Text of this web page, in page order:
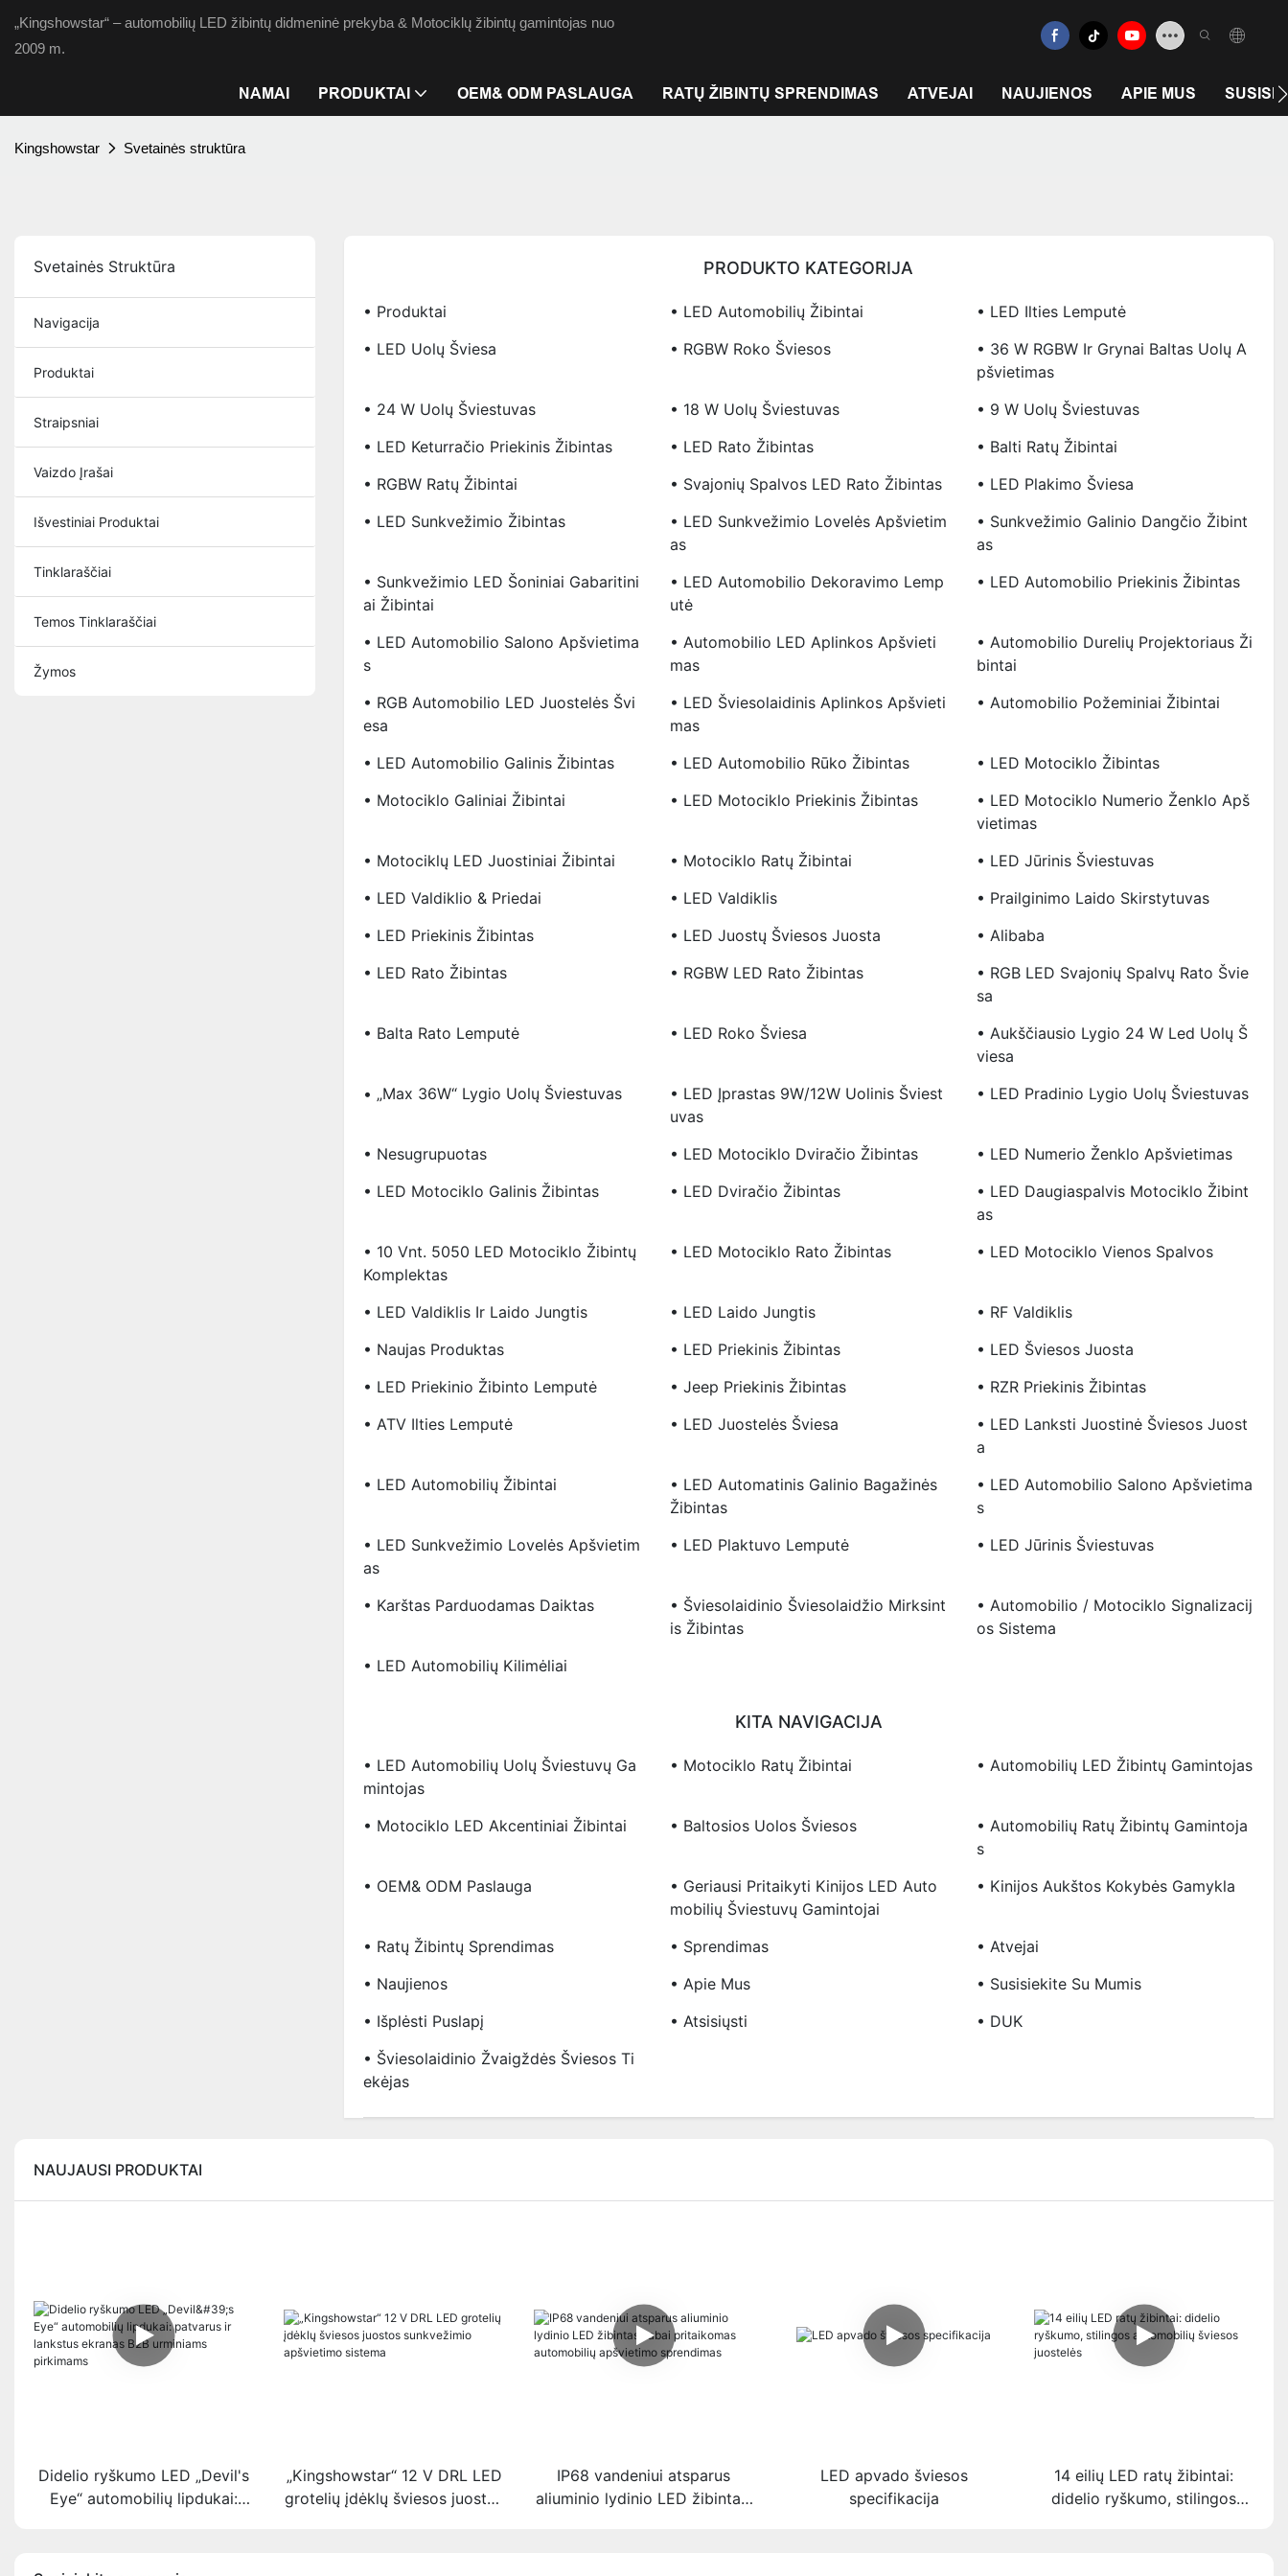
„Kingshowstar“ – automobilių LED žibintų didmeninė prekyba & Motociklų žibintų gamintojas nuo
2009 m.
NAMAI PRODUKTAI OEM& ODM PASLAUGA RATŲ ŽIBINTŲ SPRENDIMAS ATVEJAI NAUJIENOS APIE MUS
Kingshowstar Svetainės struktūra
Svetainės Struktūra
Navigacija
Produktai
Straipsniai
Vaizdo Įrašai
Išvestiniai Produktai
Tinklaraščiai
Temos Tinklaraščiai
Žymos
PRODUKTO KATEGORIJA
• Produktai • LED Automobilių Žibintai
• LED Ilties Lemputė
• LED Uolų Šviesa
• RGBW Roko Šviesos
• 36 W RGBW Ir Grynai Baltas Uolų A
Pšvietimas
• 24 W Uolų Šviestuvas
• 18 W Uolų Šviestuvas
• 9 W Uolų Šviestuvas
• LED Keturračio Priekinis Žibintas
• LED Rato Žibintas
• Balti Ratų Žibintai
• RGBW Ratų Žibintai
• Svajonių Spalvos LED Rato Žibintas
• LED Plakimo Šviesa
• LED Sunkvežimio Žibintas
• LED Sunkvežimio Lovelės Apšvietim
As
• Sunkvežimio Galinio Dangčio Žibint
As
• Sunkvežimio LED Šoniniai Gabaritini
Ai Žibintai
• LED Automobilio Dekoravimo Lemp
Utė
• LED Automobilio Priekinis Žibintas
• LED Automobilio Salono Apšvietima
S
• Automobilio LED Aplinkos Apšvieti
Mas
• Automobilio Durelių Projektoriaus Ži
Bintai
• RGB Automobilio LED Juostelės Švi
Esa
• LED Šviesolaidinis Aplinkos Apšvieti
Mas
• Automobilio Požeminiai Žibintai
• LED Automobilio Galinis Žibintas • LED Automobilio Rūko Žibintas
• LED Motociklo Žibintas
• Motociklo Galiniai Žibintai
• LED Motociklo Priekinis Žibintas
• LED Motociklo Numerio Ženklo Apš
Vietimas
• Motociklų LED Juostiniai Žibintai
• Motociklo Ratų Žibintai
• LED Jūrinis Šviestuvas
• LED Valdiklio & Priedai
• LED Valdiklis
• Prailginimo Laido Skirstytuvas
• LED Priekinis Žibintas
• LED Juostų Šviesos Juosta
• Alibaba
• LED Rato Žibintas
• RGBW LED Rato Žibintas
• RGB LED Svajonių Spalvų Rato Švie
Sa
• Balta Rato Lemputė
• LED Roko Šviesa
• Aukščiausio Lygio 24 W Led Uolų Š
Viesa
• „Max 36W“ Lygio Uolų Šviestuvas
• LED Įprastas 9W/12W Uolinis Šviest
Uvas
• LED Pradinio Lygio Uolų Šviestuvas
• Nesugrupuotas • LED Motociklo Dviračio Žibintas
• LED Numerio Ženklo Apšvietimas
• LED Motociklo Galinis Žibintas
• LED Dviračio Žibintas
• LED Daugiaspalvis Motociklo Žibint
As
• 10 Vnt. 5050 LED Motociklo Žibintų
Komplektas
• LED Motociklo Rato Žibintas • LED Motociklo Vienos Spalvos
• LED Valdiklis Ir Laido Jungtis • LED Laido Jungtis
• RF Valdiklis
• Naujas Produktas
• LED Priekinis Žibintas
• LED Šviesos Juosta
• LED Priekinio Žibinto Lemputė
• Jeep Priekinis Žibintas
• RZR Priekinis Žibintas
• ATV Ilties Lemputė
• LED Juostelės Šviesa
• LED Lanksti Juostinė Šviesos Juost
A
• LED Automobilių Žibintai
• LED Automatinis Galinio Bagažinės
Žibintas
• LED Automobilio Salono Apšvietima
S
• LED Sunkvežimio Lovelės Apšvietim
As
• LED Plaktuvo Lemputė • LED Jūrinis Šviestuvas
• Karštas Parduodamas Daiktas
• Šviesolaidinio Šviesolaidžio Mirksint
Is Žibintas
• Automobilio / Motociklo Signalizacij
Os Sistema
• LED Automobilių Kilimėliai
KITA NAVIGACIJA
• LED Automobilių Uolų Šviestuvų Ga
Mintojas
• Motociklo Ratų Žibintai • Automobilių LED Žibintų Gamintojas
• Motociklo LED Akcentiniai Žibintai • Baltosios Uolos Šviesos
• Automobilių Ratų Žibintų Gamintoja
S
• OEM& ODM Paslauga
• Geriausi Pritaikyti Kinijos LED Auto
Mobilių Šviestuvų Gamintojai
• Kinijos Aukštos Kokybės Gamykla
• Ratų Žibintų Sprendimas • Sprendimas
• Atvejai
• Naujienos
• Apie Mus
• Susisiekite Su Mumis
• Išplėsti Puslapį
• Atsisiųsti
• DUK
• Šviesolaidinio Žvaigždės Šviesos Ti
Ekėjas
NAUJAUSI PRODUKTAI
Didelio ryškumo LED „Devil's
Eye“ automobilių lipdukai:
„Kingshowstar“ 12 V DRL LED
grotelių įdėklų šviesos juostos
IP68 vandeniui atsparus
aliuminio lydinio LED žibintas:
LED apvado šviesos
specifikacija
14 eilių LED ratų žibintai:
didelio ryškumo, stilingos